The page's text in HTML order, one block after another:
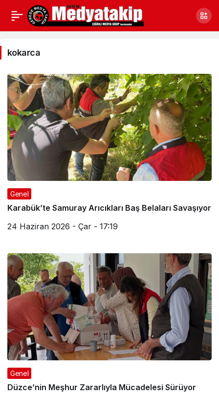
kokarca
Haberleri
kokarca
Genel
Karabük’te Samuray Arıcıkları Baş Belaları Savaşıyor
24 Haziran 2026 - Çar - 17:19
Genel
Düzce’nin Meşhur Zararlıyla Mücadelesi Sürüyor